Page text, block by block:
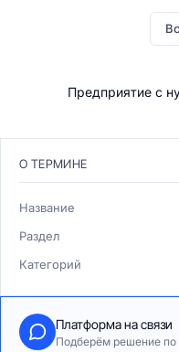
Предприятие с
О ТЕРМИНЕ
Название
Раздел
Категорий
Платформа на связи
Подберём решение по